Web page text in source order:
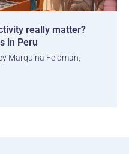
really matter?
in Peru
Marquina Feldman,